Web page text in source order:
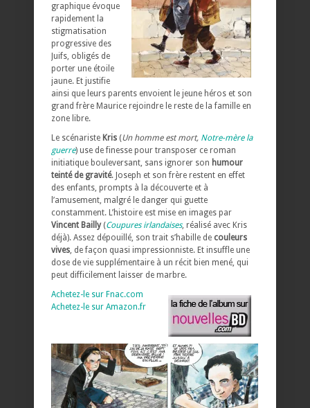
graphique évoque
rapidement la
stigmatisation
progressive des
Juifs, obligés de
porter une étoile
jaune. Et justifie
ainsi que leurs parents envoient le jeune héros et son
grand frère Maurice rejoindre le reste de la famille en
zone libre.
Le scénariste Kris (Un homme est mort, Notre-mère la
guerre) use de finesse pour transposer ce roman
initiatique bouleversant, sans ignorer son humour
teinté de gravité. Joseph et son frère restent en effet
des enfants, prompts à la découverte et à
l’amusement, malgré le danger qui guette
constamment. L’histoire est mise en images par
Vincent Bailly(Coupures irlandaises, réalisé avec Kris
déjà). Assez dépouillé, son trait s’habille de couleurs
vives , de façon quasi impressionniste. Et insuffle une
dose de vie supplémentaire à un récit bien mené, qui
peut difficilement laisser de marbre.
Achetez-le sur Fnac.com
Achetez-le sur Amazon.fr